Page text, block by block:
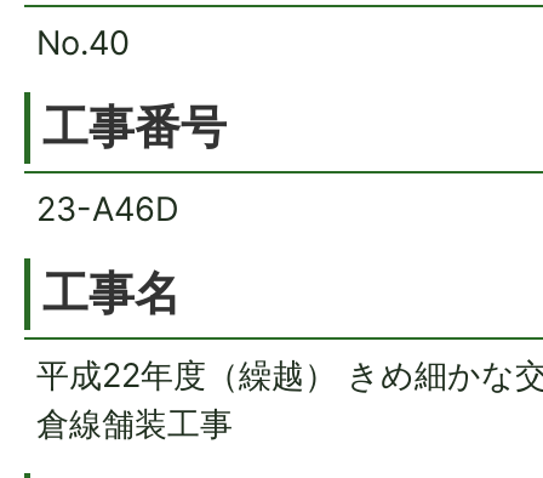
No.40
工事番号
23-A46D
工事名
平成22年度（繰越） きめ細かな
倉線舗装工事